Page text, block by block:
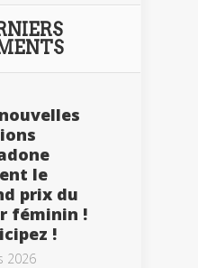
le
prix du
féminin !
!
2026